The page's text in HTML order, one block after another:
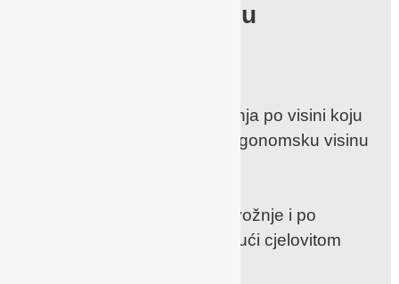
zaslužuju
s tri mogućnosti podešavanja po visini koju
možemo prilagodimo na ergonomsku visinu
najviša udobnost i lakoća vožnje i po
neravnom terenu zahvaljujući cjelovitom